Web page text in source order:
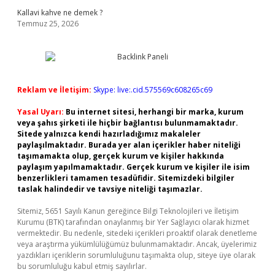
Kallavi kahve ne demek ?
Temmuz 25, 2026
Reklam ve İletişim: Skype: live:.cid.575569c608265c69
Yasal Uyarı: Bu internet sitesi, herhangi bir marka, kurum
veya şahıs şirketi ile hiçbir bağlantısı bulunmamaktadır.
Sitede yalnızca kendi hazırladığımız makaleler
paylaşılmaktadır. Burada yer alan içerikler haber niteliği
taşımamakta olup, gerçek kurum ve kişiler hakkında
paylaşım yapılmamaktadır. Gerçek kurum ve kişiler ile isim
benzerlikleri tamamen tesadüfidir. Sitemizdeki bilgiler
taslak halindedir ve tavsiye niteliği taşımazlar.
Sitemiz, 5651 Sayılı Kanun gereğince Bilgi Teknolojileri ve İletişim
Kurumu (BTK) tarafından onaylanmış bir Yer Sağlayıcı olarak hizmet
vermektedir. Bu nedenle, sitedeki içerikleri proaktif olarak denetleme
veya araştırma yükümlülüğümüz bulunmamaktadır. Ancak, üyelerimiz
yazdıkları içeriklerin sorumluluğunu taşımakta olup, siteye üye olarak
bu sorumluluğu kabul etmiş sayılırlar.